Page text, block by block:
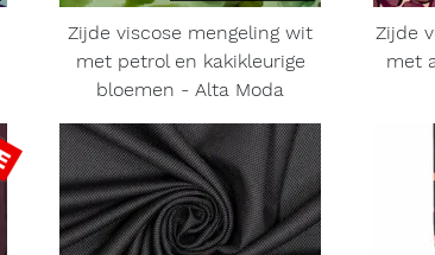
Zijde viscose mengeling wit
met petrol en kakikleurige
bloemen - Alta Moda
Zijde
met